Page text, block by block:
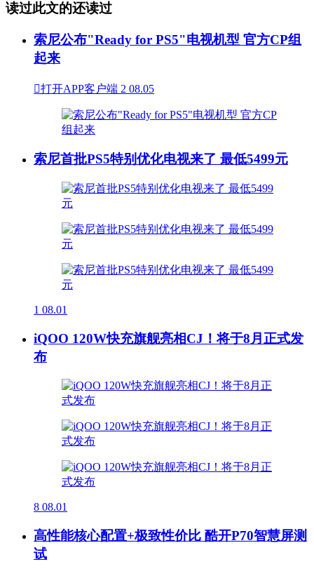
读过此文的还读过
索尼公布"Ready for PS5"电视机型 官方CP组
起来
打开APP客户端 2 08.05
索尼首批PS5特别优化电视来了 最低5499元
1 08.01
iQOO 120W快充旗舰亮相CJ！将于8月正式发
布
8 08.01
高性能核心配置+极致性价比 酷开P70智慧屏测
试